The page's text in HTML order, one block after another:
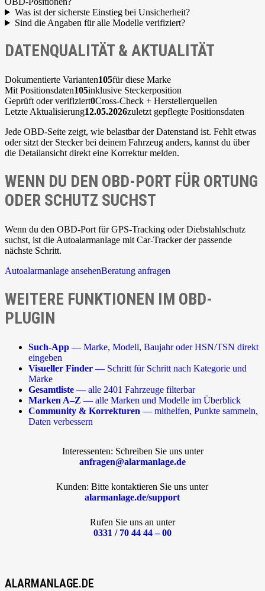
Was ist der sicherste Einstieg bei Unsicherheit?
Sind die Angaben für alle Modelle verifiziert?
DATENQUALITÄT & AKTUALITÄT
Dokumentierte Varianten105für diese Marke
Mit Positionsdaten105inklusive Steckerposition
Geprüft oder verifiziert0Cross-Check + Herstellerquellen
Letzte Aktualisierung12.05.2026zuletzt gepflegte Positionsdaten
Jede OBD-Seite zeigt, wie belastbar der Datenstand ist. Fehlt etwas
oder sitzt der Stecker bei deinem Fahrzeug anders, kannst du über
die Detailansicht direkt eine Korrektur melden.
WENN DU DEN OBD-PORT FÜR ORTUNG
ODER SCHUTZ SUCHST
Wenn du den OBD-Port für GPS-Tracking oder Diebstahlschutz
suchst, ist die Autoalarmanlage mit Car-Tracker der passende
nächste Schritt.
Autoalarmanlage ansehenBeratung anfragen
WEITERE FUNKTIONEN IM OBD-
PLUGIN
Such-App — Marke, Modell, Baujahr oder HSN/TSN direkt
eingeben
Visueller Finder — Schritt für Schritt nach Kategorie und
Marke
Gesamtliste — alle 2401 Fahrzeuge filterbar
Marken A–Z — alle Marken und Modelle im Überblick
Community & Korrekturen — mithelfen, Punkte sammeln,
Daten verbessern
Interessenten: Schreiben Sie uns unter
anfragen@alarmanlage.de
Kunden: Bitte kontaktieren Sie uns unter
alarmanlage.de/support
Rufen Sie uns an unter
0331 / 70 44 44 – 00
ALARMANLAGE.DE